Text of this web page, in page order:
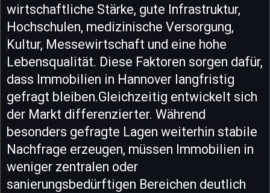
wirtschaftliche Stärke, gute Infrastruktur,
Hochschulen, medizinische Versorgung,
Kultur, Messewirtschaft und eine hohe
Lebensqualität. Diese Faktoren sorgen dafür,
dass Immobilien in Hannover langfristig
gefragt bleiben.Gleichzeitig entwickelt sich
der Markt differenzierter. Während
besonders gefragte Lagen weiterhin stabile
Nachfrage erzeugen, müssen Immobilien in
weniger zentralen oder
sanierungsbedürftigen Bereichen deutlich